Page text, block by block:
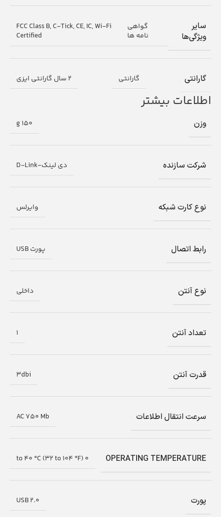
سایر
ویژگی‌ها
گواهی
نامه ها
 FCC Class B, C-Tick, CE, IC, Wi-Fi
Certified
گارانتی گارانتی 2 سال گارانتی ایزی
اطلاعات بیشتر
وزن 150 g
شرکت سازنده دی لینک-D-Link
نوع کارت شبکه وایرلس
رابط اتصال پورت USB
نوع آنتن داخلی
تعداد آنتن 1
قدرت آنتن 3dbi
سرعت انتقال اطلاعات AC 750 Mb
OPERATING TEMPERATURE
0 to 40 °C (32 to 104 °F)
پورت USB 2.0